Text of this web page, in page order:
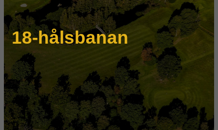
18-hålsbanan